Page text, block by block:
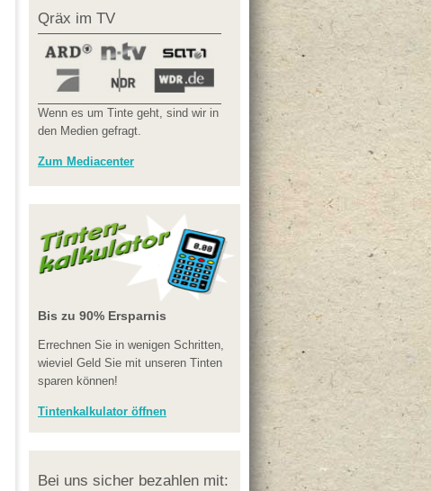
Qräx im TV
Wenn es um Tinte geht, sind wir in
den Medien gefragt.
Zum Mediacenter
Bis zu 90% Ersparnis
Errechnen Sie in wenigen Schritten,
wieviel Geld Sie mit unseren Tinten
sparen können!
Tintenkalkulator öffnen
Bei uns sicher bezahlen mit: